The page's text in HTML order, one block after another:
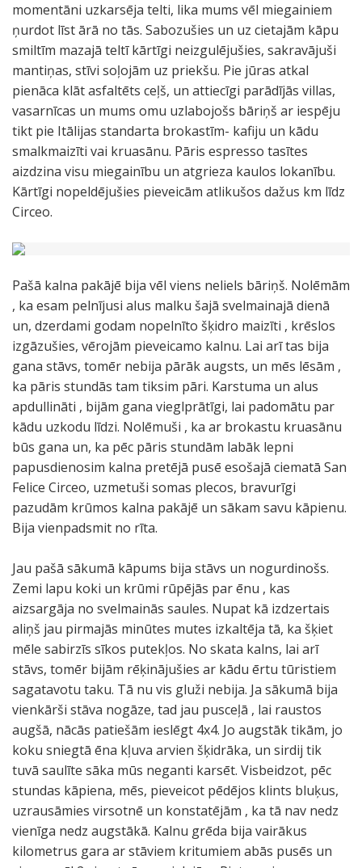
momentāni uzkarsēja telti, lika mums vēl miegainiem
ņurdot līst ārā no tās. Sabozušies un uz cietajām kāpu
smiltīm mazajā teltī kārtīgi neizgulējušies, sakravājuši
mantiņas, stīvi soļojām uz priekšu. Pie jūras atkal
pienāca klāt asfaltēts ceļš, un attiecīgi parādījās villas,
vasarnīcas un mums omu uzlabojošs bāriņš ar iespēju
tikt pie Itālijas standarta brokastīm- kafiju un kādu
smalkmaizīti vai kruasānu. Pāris espresso tasītes
aizdzina visu miegainību un atgrieza kaulos lokanību.
Kārtīgi nopeldējušies pieveicām atlikušos dažus km līdz
Circeo.
Pašā kalna pakājē bija vēl viens neliels bāriņš. Nolēmām
, ka esam pelnījusi alus malku šajā svelmainajā dienā
un, dzerdami godam nopelnīto šķidro maizīti , krēslos
izgāzušies, vērojām pieveicamo kalnu. Lai arī tas bija
gana stāvs, tomēr nebija pārāk augsts, un mēs lēsām ,
ka pāris stundās tam tiksim pāri. Karstuma un alus
apdullināti , bijām gana vieglprātīgi, lai padomātu par
kādu uzkodu līdzi. Nolēmuši , ka ar brokastu kruasānu
būs gana un, ka pēc pāris stundām labāk lepni
papusdienosim kalna pretējā pusē esošajā ciematā San
Felice Circeo, uzmetuši somas plecos, bravurīgi
pazudām krūmos kalna pakājē un sākam savu kāpienu.
Bija vienpadsmit no rīta.
Jau pašā sākumā kāpums bija stāvs un nogurdinošs.
Zemi lapu koki un krūmi rūpējās par ēnu , kas
aizsargāja no svelmainās saules. Nupat kā izdzertais
aliņš jau pirmajās minūtes mutes izkaltēja tā, ka šķiet
mēle sabirzīs sīkos putekļos. No skata kalns, lai arī
stāvs, tomēr bijām rēķinājušies ar kādu ērtu tūristiem
sagatavotu taku. Tā nu vis gluži nebija. Ja sākumā bija
vienkārši stāva nogāze, tad jau pusceļā , lai raustos
augšā, nācās patiešām ieslēgt 4x4. Jo augstāk tikām, jo
koku sniegtā ēna kļuva arvien šķidrāka, un sirdij tik
tuvā saulīte sāka mūs neganti karsēt. Visbeidzot, pēc
stundas kāpiena, mēs, pieveicot pēdējos klints bluķus,
uzrausāmies virsotnē un konstatējām , ka tā nav nedz
vienīga nedz augstākā. Kalnu grēda bija vairākus
kilometrus gara ar stāviem kritumiem abās pusēs un